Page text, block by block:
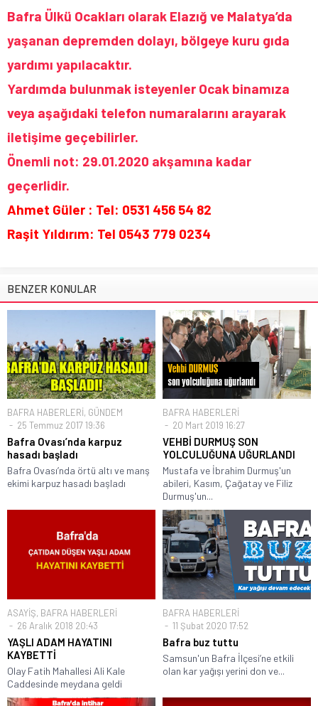
Bafra Ülkü Ocakları olarak Elazığ ve Malatya’da
yaşanan depremden dolayı, bölgeye kuru gıda
yardımı yapılacaktır.
Yardımda bulunmak isteyenler Ocak binamıza
veya aşağıdaki telefon numaralarını arayarak
iletişime geçebilirler.
Önemli not: 29.01.2020 akşamına kadar
geçerlidir.
Ahmet Güler : Tel: 0531 456 54 82
Raşit Yıldırım: Tel 0543 779 0234
BENZER KONULAR
BAFRA HABERLERİ, GÜNDEM
25 Temmuz 2017 19:36
Bafra Ovası’nda karpuz
hasadı başladı
Bafra Ovası’nda örtü altı ve manş
ekimi karpuz hasadı başladı
BAFRA HABERLERİ
20 Mart 2019 16:27
VEHBİ DURMUŞ SON
YOLCULUĞUNA UĞURLANDI
Mustafa ve İbrahim Durmuş'un
abileri, Kasım, Çağatay ve Filiz
Durmuş'un...
ASAYİŞ, BAFRA HABERLERİ
26 Aralık 2018 20:43
YAŞLI ADAM HAYATINI
KAYBETTİ
Olay Fatih Mahallesi Ali Kale
Caddesinde meydana geldi
BAFRA HABERLERİ
11 Şubat 2020 17:52
Bafra buz tuttu
Samsun'un Bafra İlçesi’ne etkili
olan kar yağışı yerini don ve...